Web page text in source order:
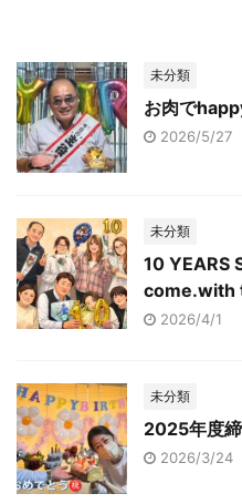
未分類
お肉で
2026/5/27
未分類
10 YEARS
come.with
2026/4/1
未分類
2025年度
2026/3/24